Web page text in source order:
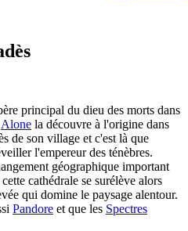
principal du dieu des morts dans
Alone la découvre à l'origine dans
de son village et c'est là que
l'empereur des ténèbres.
géographique important
cathédrale se surélève alors
qui domine le paysage alentour.
Pandore et que les Spectres